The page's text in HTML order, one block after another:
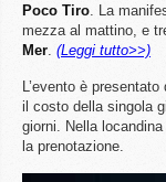
Poco Tiro. La
mezza al mattino, e
Mer. (Leggi tutto>>)
L’evento è presentato
il costo della singola
giorni. Nella
la prenotazione.